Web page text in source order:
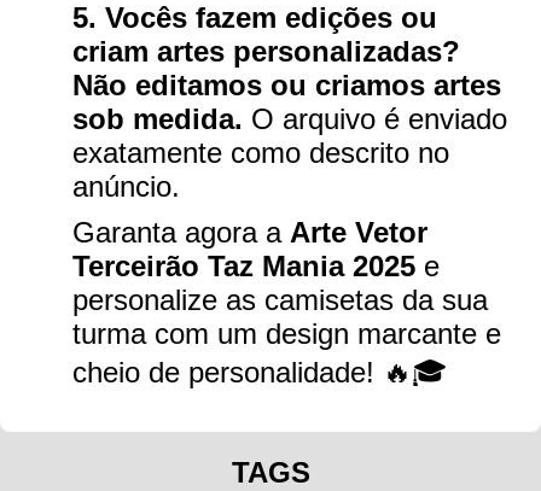
5. Vocês fazem edições ou
criam artes personalizadas?
Não editamos ou criamos artes
sob medida. O arquivo é enviado
exatamente como descrito no
anúncio.
Garanta agora a Arte Vetor
Terceirão Taz Mania 2025 e
personalize as camisetas da sua
turma com um design marcante e
cheio de personalidade! 🔥🎓
TAGS